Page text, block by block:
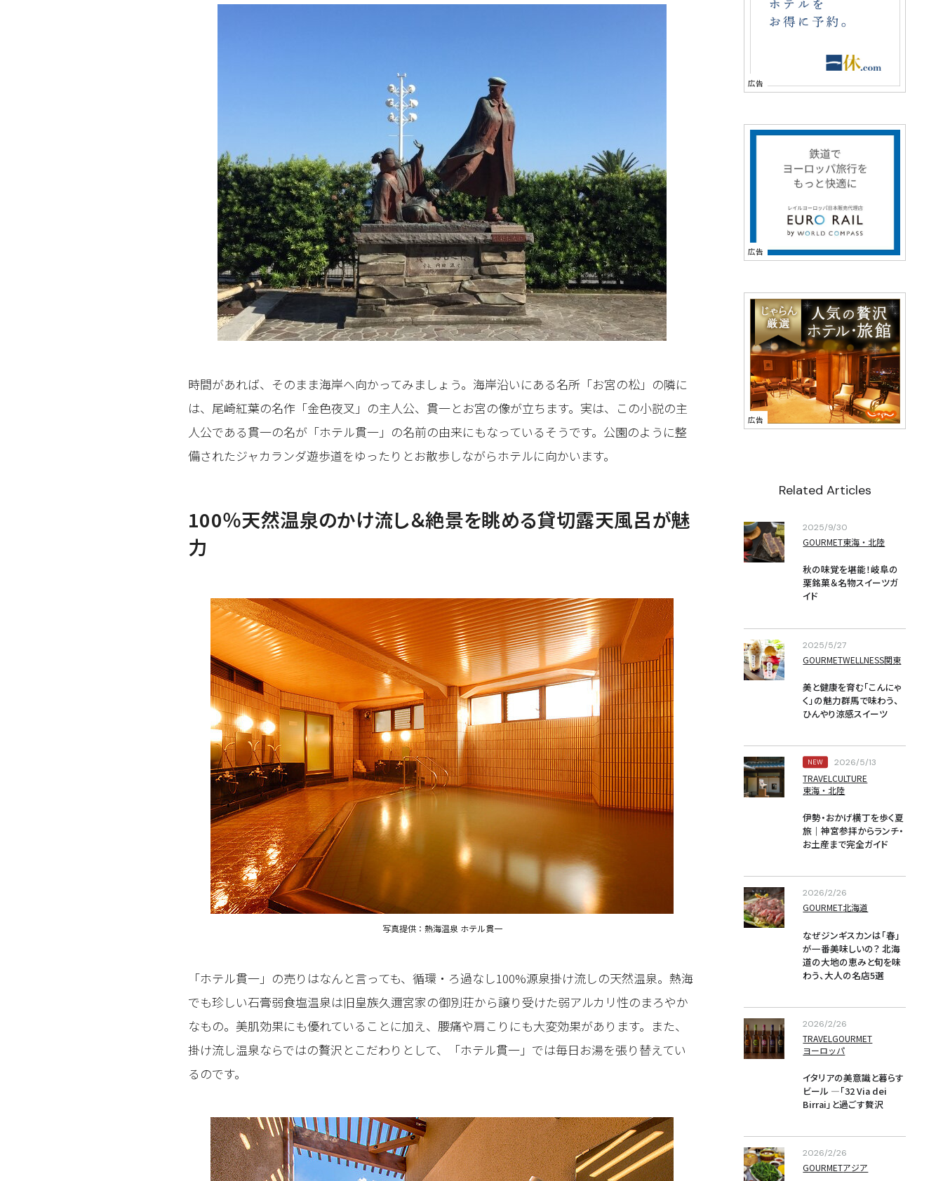
時間があれば、そのまま海岸へ向かってみましょう。海岸沿いにある名所「お宮の松」の隣に
は、尾崎紅葉の名作「金色夜叉」の主人公、貫一とお宮の像が立ちます。実は、この小説の主
人公である貫一の名が「ホテル貫一」の名前の由来にもなっているそうです。公園のように整
備されたジャカランダ遊歩道をゆったりとお散歩しながらホテルに向かいます。
100％天然温泉のかけ流し＆絶景を眺める貸切露天風呂が魅
力
写真提供：熱海温泉 ホテル貫一
「ホテル貫一」の売りはなんと言っても、循環・ろ過なし100%源泉掛け流しの天然温泉。熱海
でも珍しい石膏弱食塩温泉は旧皇族久邇宮家の御別荘から譲り受けた弱アルカリ性のまろやか
なもの。美肌効果にも優れていることに加え、腰痛や肩こりにも大変効果があります。また、
掛け流し温泉ならではの贅沢とこだわりとして、「ホテル貫一」では毎日お湯を張り替えてい
るのです。
Related Articles
2025/9/30
GOURMET東海・北陸
秋の味覚を堪能！岐阜の
栗銘菓＆名物スイーツガ
イド
2025/5/27
GOURMETWELLNESS関東
美と健康を育む「こんにゃ
く」の魅力群馬で味わう、
ひんやり涼感スイーツ
NEW 2026/5/13
TRAVELCULTURE
東海・北陸
伊勢・おかげ横丁を歩く夏
旅｜神宮参拝からランチ・
お土産まで完全ガイド
2026/2/26
GOURMET北海道
なぜジンギスカンは「春」
が一番美味しいの？ 北海
道の大地の恵みと旬を味
わう、大人の名店5選
2026/2/26
TRAVELGOURMET
ヨーロッパ
イタリアの美意識と暮らす
ビール —「32 Via dei
Birrai」と過ごす贅沢
2026/2/26
GOURMETアジア